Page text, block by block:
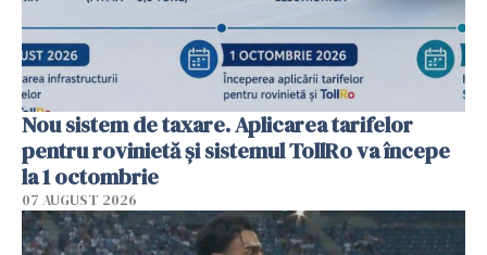
Nou sistem de taxare. Aplicarea tarifelor
pentru rovinietă şi sistemul TollRo va începe
la 1 octombrie
07 AUGUST 2026